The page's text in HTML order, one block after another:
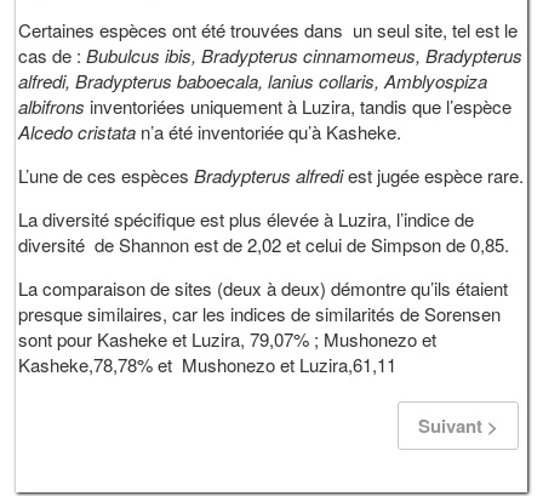
Certaines espèces ont été trouvées dans un seul site, tel est le
cas de :Bubulcus ibis, Bradypterus cinnamomeus, Bradypterus
alfredi, Bradypterus baboecala, lanius collaris, Amblyospiza
albifrons inventoriées uniquement à Luzira, tandis que l’espèce
Alcedo cristata n’a été inventoriée qu’à Kasheke.
L’une de ces espècesBradypterus alfrediest jugée espèce rare.
La diversité spécifique est plus élevée à Luzira, l’indice de
diversité de Shannon est de 2,02 et celui de Simpson de 0,85.
La comparaison de sites (deux à deux) démontre qu’ils étaient
presque similaires, car les indices de similarités de Sorensen
sont pour Kasheke et Luzira, 79,07% ; Mushonezo et
Kasheke,78,78% et Mushonezo et Luzira,61,11
Suivant >